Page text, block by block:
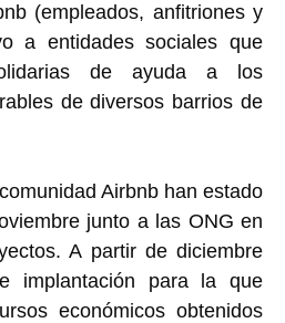
(empleados, anfitriones y
a entidades sociales que
de ayuda a los
de diversos barrios de
Airbnb han estado
junto a las ONG en
A partir de diciembre
implantación para la que
económicos obtenidos